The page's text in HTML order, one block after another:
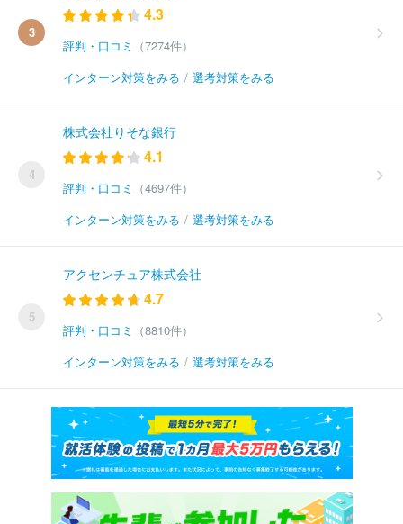
3
4.3
評判・口コミ
（7274件）
インターン対策をみる / 選考対策をみる
4
株式会社りそな銀行
4.1
評判・口コミ
（4697件）
インターン対策をみる / 選考対策をみる
5
アクセンチュア株式会社
4.7
評判・口コミ
（8810件）
インターン対策をみる / 選考対策をみる